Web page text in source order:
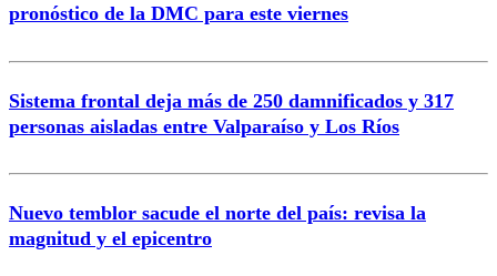
pronóstico de la DMC para este viernes
Sistema frontal deja más de 250 damnificados y 317
personas aisladas entre Valparaíso y Los Ríos
Nuevo temblor sacude el norte del país: revisa la
magnitud y el epicentro